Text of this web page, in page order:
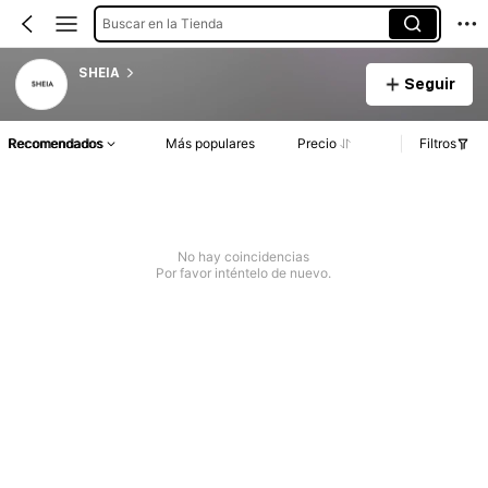
Buscar en la Tienda
SHEIA
Seguir
Recomendados Más populares Precio Filtros
No hay coincidencias
Por favor inténtelo de nuevo.